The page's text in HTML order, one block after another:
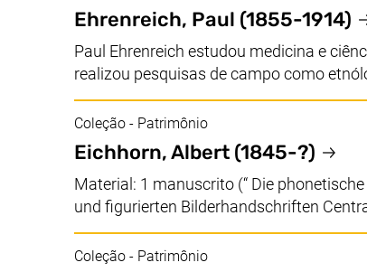
Ehrenreich, Paul (1855-1914)
Paul Ehrenreich estudou medicina e
realizou pesquisas de campo como
Eichhorn, Albert (1845-?)
Coleção - Patrimônio
Material: 1 manuscrito (“ Die
und figurierten Bilderhandschriften
Coleção - Patrimônio